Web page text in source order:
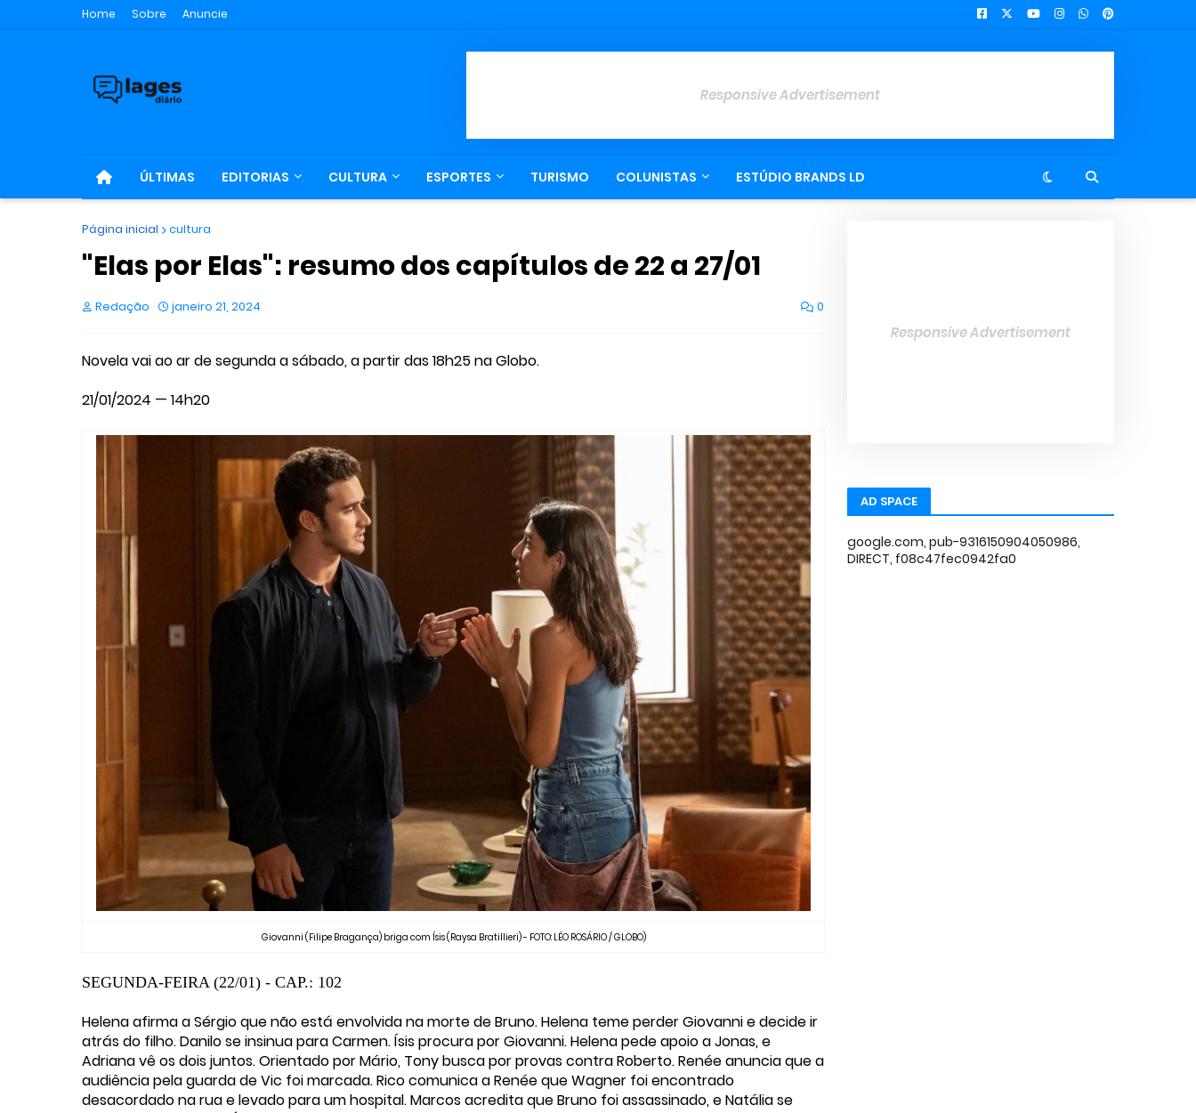
Home Sobre Anuncie
Responsive Advertisement
ÚLTIMAS EDITORIAS CULTURA ESPORTES TURISMO COLUNISTAS ESTÚDIO BRANDS LD
Página inicial cultura
"Elas por Elas": resumo dos capítulos de 22 a 27/01
Redação janeiro 21, 2024 0
Novela vai ao ar de segunda a sábado, a partir das 18h25 na Globo.
21/01/2024 — 14h20
Giovanni (Filipe Bragança) briga com Ísis (Raysa Bratillieri) - FOTO: LÉO ROSÁRIO / GLOBO)
SEGUNDA-FEIRA (22/01) - CAP.: 102
Helena afirma a Sérgio que não está envolvida na morte de Bruno. Helena teme perder Giovanni e decide ir
atrás do filho. Danilo se insinua para Carmen. Ísis procura por Giovanni. Helena pede apoio a Jonas, e
Adriana vê os dois juntos. Orientado por Mário, Tony busca por provas contra Roberto. Renée anuncia que a
audiência pela guarda de Vic foi marcada. Rico comunica a Renée que Wagner foi encontrado
desacordado na rua e levado para um hospital. Marcos acredita que Bruno foi assassinado, e Natália se
Responsive Advertisement
AD SPACE
google.com, pub-9316150904050986,
DIRECT, f08c47fec0942fa0